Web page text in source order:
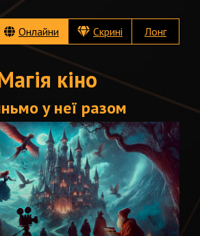
Онлайни Скрині Лонг
кіно
у неї разом